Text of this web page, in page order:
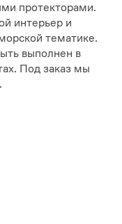
протекторами.
интерьер и
тематике.
выполнен в
Под заказ мы